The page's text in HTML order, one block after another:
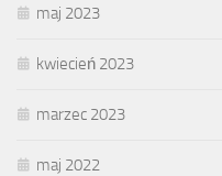
maj 2023
kwiecień 2023
marzec 2023
maj 2022